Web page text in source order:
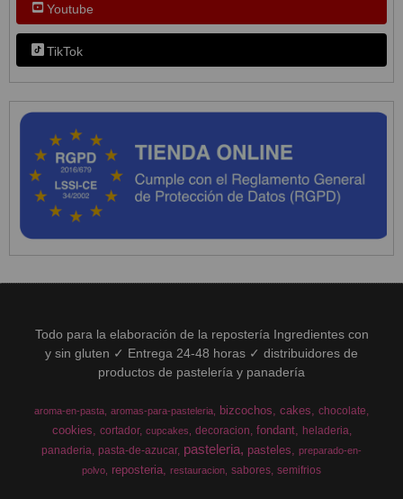
Youtube
TikTok
Todo para la elaboración de la repostería Ingredientes con
y sin gluten ✓ Entrega 24-48 horas ✓ distribuidores de
productos de pastelería y panadería
aroma-en-pasta aromas-para-pasteleria bizcochos cakes chocolate
cookies cortador cupcakes decoracion fondant
heladeria
panaderia pasta-de-azucar pasteleria pasteles
preparado-en-
polvo
reposteria restauracion sabores semifrios